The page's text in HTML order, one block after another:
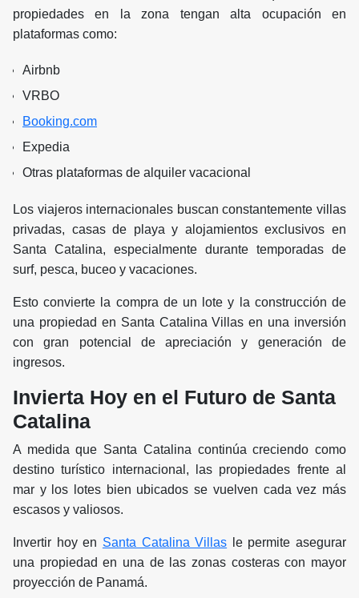
propiedades en la zona tengan alta ocupación en
plataformas como:
Airbnb
VRBO
Booking.com
Expedia
Otras plataformas de alquiler vacacional
Los viajeros internacionales buscan constantemente villas
privadas, casas de playa y alojamientos exclusivos en
Santa Catalina, especialmente durante temporadas de
surf, pesca, buceo y vacaciones.
Esto convierte la compra de un lote y la construcción de
una propiedad en Santa Catalina Villas en una inversión
con gran potencial de apreciación y generación de
ingresos.
Invierta Hoy en el Futuro de Santa
Catalina
A medida que Santa Catalina continúa creciendo como
destino turístico internacional, las propiedades frente al
mar y los lotes bien ubicados se vuelven cada vez más
escasos y valiosos.
Invertir hoy en Santa Catalina Villas le permite asegurar
una propiedad en una de las zonas costeras con mayor
proyección de Panamá.